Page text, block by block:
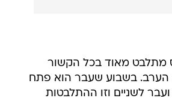
מתלבט מאוד בכל הקשור
הערב. בשבוע שעבר הוא פתח
לשניים וזו ההתלבטות